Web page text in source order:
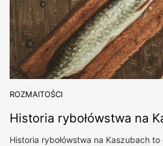
ROZMAITOŚCI
Historia rybołówstwa na
Historia rybołówstwa na Kaszubach